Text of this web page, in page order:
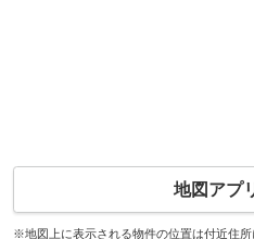
地図アプ
※地図上に表示される物件の位置は付近住